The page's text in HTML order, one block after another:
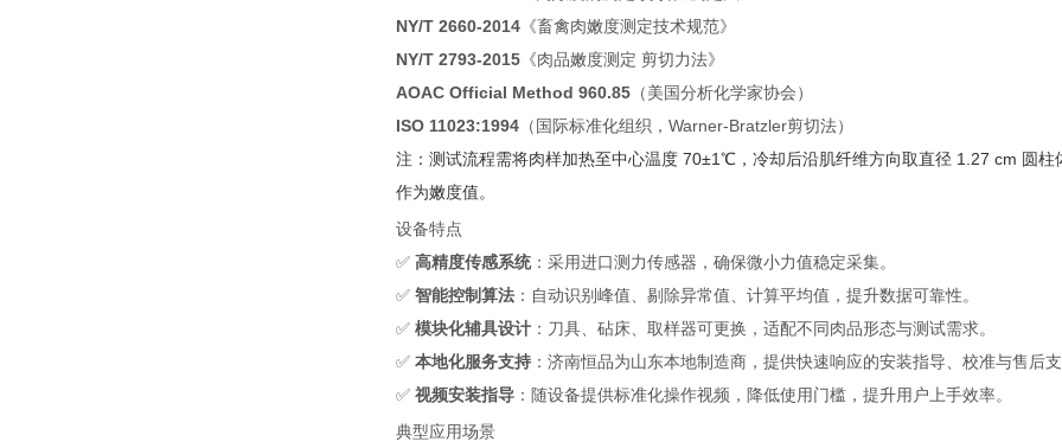
NY/T 2660-2014 ‌《畜禽肉嫩度测定技术规范》
NY/T 2793-2015 ‌《肉品嫩度测定 剪切力法》
AOAC Official Method 960.85 ‌（美国分析化学家协会）
ISO 11023:1994 ‌（国际标准化组织，Warner-Bratzler剪切法）
注：测试流程需将肉样加热至中心温度 70±1℃，冷却后沿肌纤维方向取直径 1.27 cm 圆
作为嫩度值。
设备特点
✅ ‌ 高精度传感系统‌：采用进口测力传感器，确保微小力值稳定采集。
✅ ‌ 智能控制算法 ‌：自动识别峰值、剔除异常值、计算平均值，提升数据可靠性。
✅ ‌ 模块化辅具设计 ‌：刀具、砧床、取样器可更换，适配不同肉品形态与测试需求。
✅ ‌ 本地化服务支持 ：济南恒品为山东本地制造商，提供快速响应的安装指导、校准与售后
✅ ‌ 视频安装指导 ‌：随设备提供标准化操作视频，降低使用门槛，提升用户上手效率。
典型应用场景